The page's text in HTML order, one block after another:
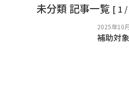
未分類 記事一覧 [ 1
2025年10
補助対